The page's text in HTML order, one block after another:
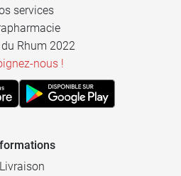
services
Rhum 2022
nous !
Livraison